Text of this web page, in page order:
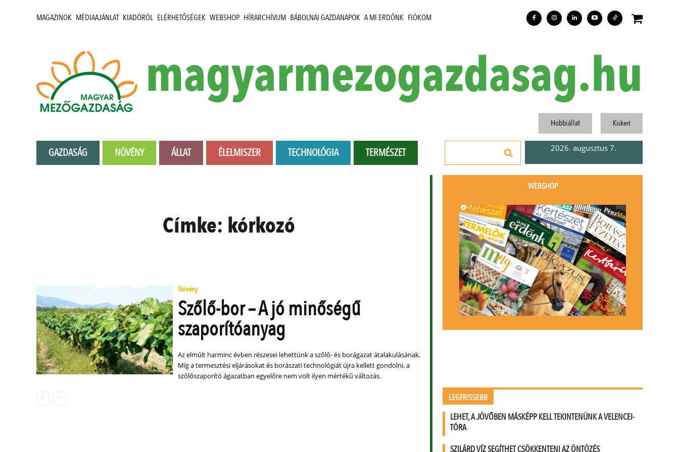
MAGAZINOK MÉDIAAJÁNLAT KIADÓRÓL ELÉRHETŐSÉGEK WEBSHOP HÍRARCHÍVUM BÁBOLNAI GAZDANAPOK A MI ERDŐNK FIÓKOM
magyarmezogazdasag.hu
GAZDASÁG NÖVÉNY ÁLLAT ÉLELMISZER TECHNOLÓGIA TERMÉSZET
Hobbiállat Kiskert
2026. augusztus 7.
Címke: kórkozó
Növény
Szőlő-bor – A jó minőségű
szaporítóanyag
Az elmúlt harminc évben részesei lehettünk a szőlő- és borágazat átalakulásának.
Míg a termesztési eljárásokat és borászati technológiát újra kellett gondolni, a
szőlőszaporító ágazatban egyelőre nem volt ilyen mértékű változás.
WEBSHOP
LEGFRISSEBB
LEHET, A JÖVŐBEN MÁSKÉPP KELL TEKINTENÜNK A VELENCEI-
TÓRA
SZILÁRD VÍZ SEGÍTHET CSÖKKENTENI AZ ÖNTÖZÉS